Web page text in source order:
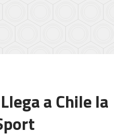
a Chile la